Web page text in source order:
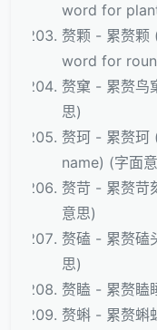
word for
赘颗 - 累赘颗
word for
赘窠 - 累赘鸟
思)
赘珂 - 累赘珂
name) (字面
赘苛 - 累赘苛
意思)
赘磕 - 累赘
思)
赘瞌 - 累赘瞌
赘蝌 - 累赘蝌